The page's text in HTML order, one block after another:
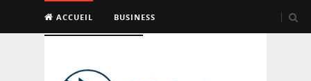
ACCUEIL BUSINESS